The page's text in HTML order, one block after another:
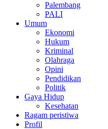
Palembang
PALI
Umum
Ekonomi
Hukum
Kriminal
Olahraga
Opini
Pendidikan
Politik
Gaya Hidup
Kesehatan
Ragam peristiwa
Profil